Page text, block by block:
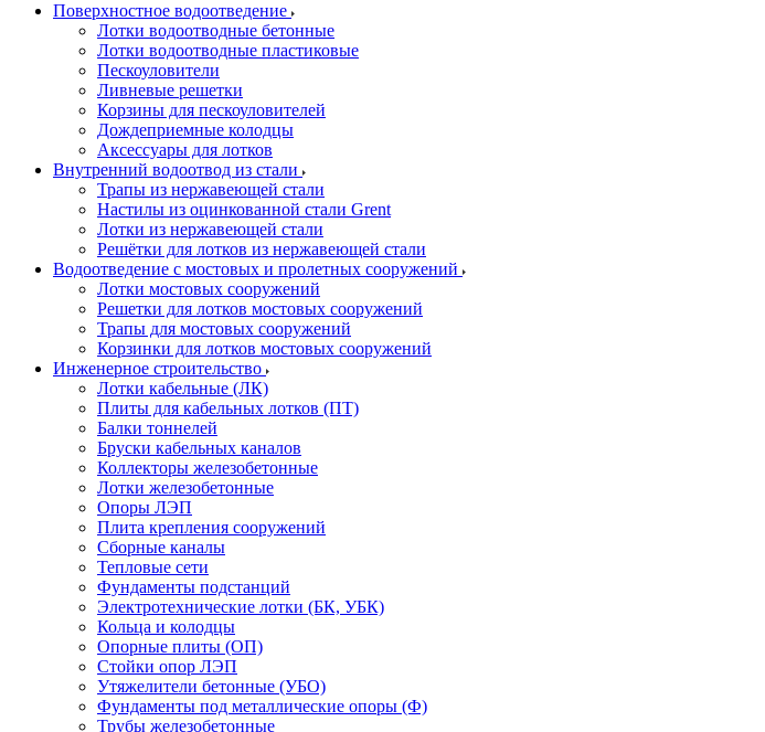
Поверхностное водоотведение
Лотки водоотводные бетонные
Лотки водоотводные пластиковые
Пескоуловители
Ливневые решетки
Корзины для пескоуловителей
Дождеприемные колодцы
Аксессуары для лотков
Внутренний водоотвод из стали
Трапы из нержавеющей стали
Настилы из оцинкованной стали Grent
Лотки из нержавеющей стали
Решётки для лотков из нержавеющей стали
Водоотведение с мостовых и пролетных сооружений
Лотки мостовых сооружений
Решетки для лотков мостовых сооружений
Трапы для мостовых сооружений
Корзинки для лотков мостовых сооружений
Инженерное строительство
Лотки кабельные (ЛК)
Плиты для кабельных лотков (ПТ)
Балки тоннелей
Бруски кабельных каналов
Коллекторы железобетонные
Лотки железобетонные
Опоры ЛЭП
Плита крепления сооружений
Сборные каналы
Тепловые сети
Фундаменты подстанций
Электротехнические лотки (БК, УБК)
Кольца и колодцы
Опорные плиты (ОП)
Стойки опор ЛЭП
Утяжелители бетонные (УБО)
Фундаменты под металлические опоры (Ф)
Трубы железобетонные